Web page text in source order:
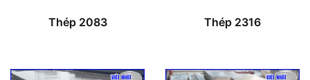
Thép 2083 Thép 2316